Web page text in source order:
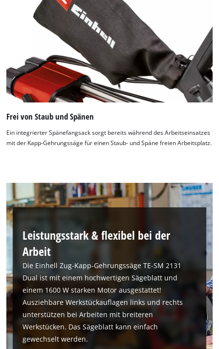
Frei von Staub und Spänen
Ein integrierter Spänefangsack sorgt bereits während des Arbeitseinsatzes
mit der Kapp-Gehrungssäge für einen Staub- und Späne freien Arbeitsplatz.
Leistungsstark & flexibel bei der
Arbeit
Die Einhell Zug-Kapp-Gehrungssäge TE-SM 2131
Dual ist mit einem hochwertigen Sägeblatt und
einem 1600 W starken Motor ausgestattet!
Ausziehbare Werkstückauflagen links und rechts
unterstützen bei Arbeiten mit breiteren
Werkstücken. Das Sägeblatt kann einfach
gewechselt werden.